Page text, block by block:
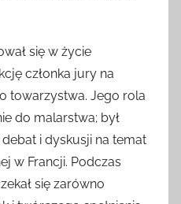
się w życie
członka jury na
towarzystwa. Jego rola
do malarstwa; był
i dyskusji na temat
w Francji. Podczas
się zarówno